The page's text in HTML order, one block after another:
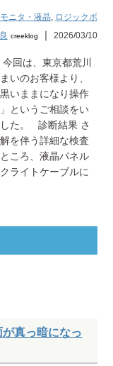
モニタ・液晶
ロジックボ
creeklog ｜ 2026/03/10
回は、東京都荒川
いのお客様より、
黒いままになり操作
というご相談をい
た。 診断結果 さ
を伴う詳細な検査
ころ、液晶パネル
ライトケーブルに
真っ暗になっ